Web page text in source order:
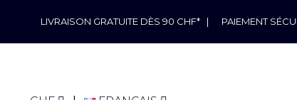
LIVRAISON GRATUITE DÈS 90 CHF* | PAIEMENT